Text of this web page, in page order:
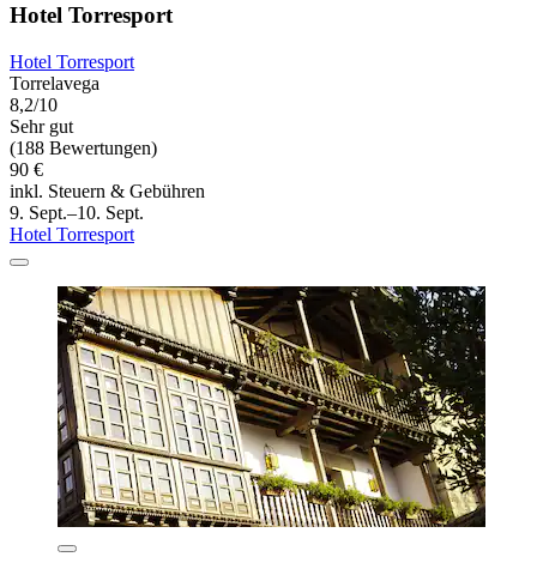
Hotel Torresport
Hotel Torresport
Torrelavega
8,2/10
Sehr gut
(188 Bewertungen)
90 €
inkl. Steuern & Gebühren
9. Sept.–10. Sept.
Hotel Torresport